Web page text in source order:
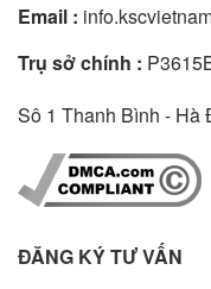
Email :
Trụ sở chính :
Sô 1 Thanh Bình - Hà
ĐĂNG KÝ TƯ VẤN